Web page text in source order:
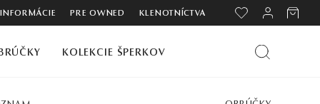
PRE OWNED KLENOTNÍCTVA
KOLEKCIE ŠPERKOV